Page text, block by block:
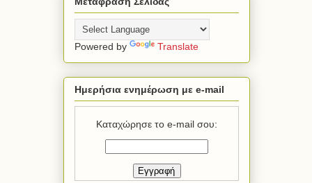
Powered by Translate
Ημερήσια ενημέρωση με e-mail
Καταχώρησε το e-mail σου: